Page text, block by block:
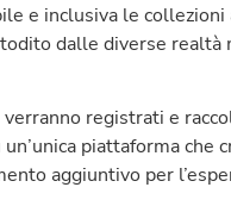
e inclusiva le
dalle diverse
registrati e
piattaforma che
aggiuntivo per